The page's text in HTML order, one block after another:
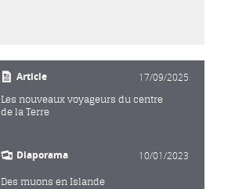
Article 17/09/2025
Les nouveaux voyageurs du centre
de la Terre
Diaporama 10/01/2023
Des muons en Islande